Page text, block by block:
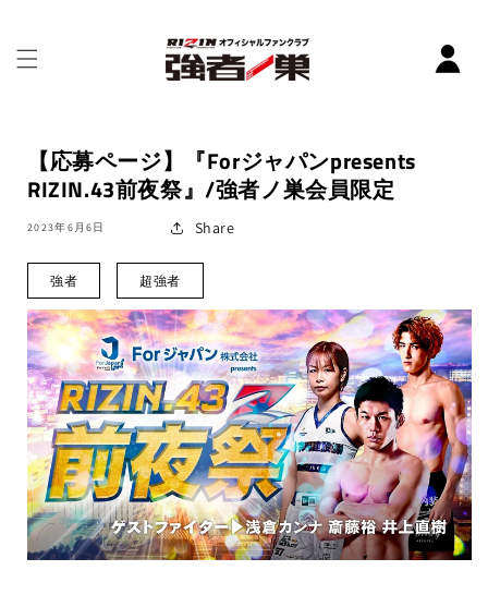
【応募ページ】『Forジャパンpresents
RIZIN.43前夜祭』/強者ノ巣会員限定
2023年6月6日 Share
強者 超強者